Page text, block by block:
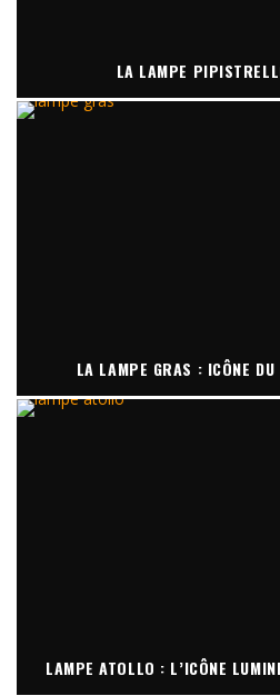
LA LAMPE
LA LAMPE GRAS : ICÔNE
LAMPE ATOLLO : L’ICÔNE